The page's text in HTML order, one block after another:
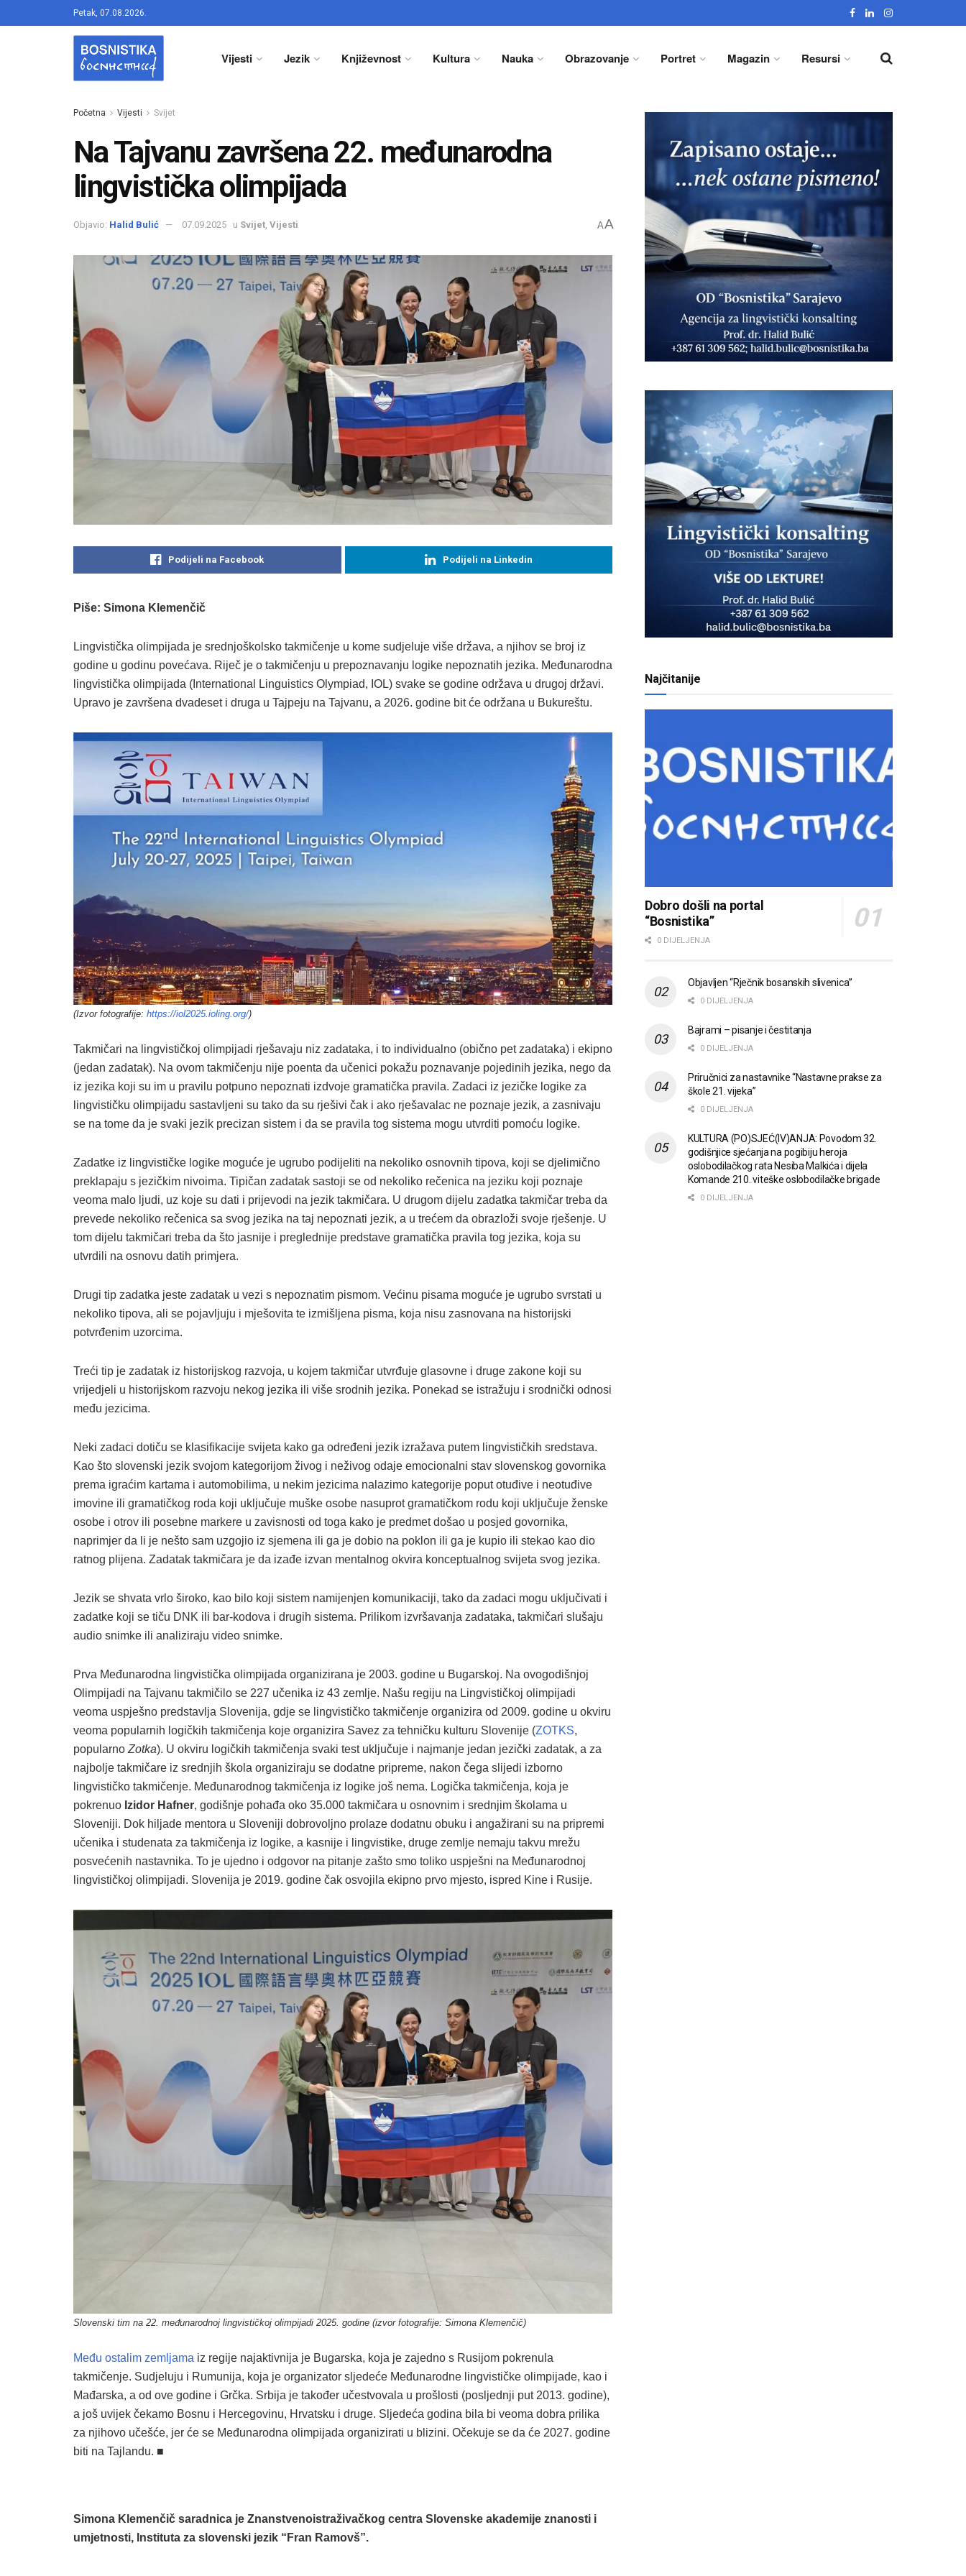
Petak, 07.08.2026.
Vijesti Jezik Književnost Kultura Nauka Obrazovanje Portret Magazin Resursi
Početna Vijesti Svijet
Na Tajvanu završena 22. međunarodna
lingvistička olimpijada
Objavio: Halid Bulić 07.09.2025 u Svijet Vijesti AA
Podijeli na Facebook Podijeli na Linkedin
Piše: Simona Klemenčič
Lingvistička olimpijada je srednjoškolsko takmičenje u kome sudjeluje više država, a njihov se broj iz
godine u godinu povećava. Riječ je o takmičenju u prepoznavanju logike nepoznatih jezika. Međunarodna
lingvistička olimpijada (International Linguistics Olympiad, IOL) svake se godine održava u drugoj državi.
Upravo je završena dvadeset i druga u Tajpeju na Tajvanu, a 2026. godine bit će održana u Bukureštu.
(Izvor fotografije: https://iol2025.ioling.org/)
Takmičari na lingvističkoj olimpijadi rješavaju niz zadataka, i to individualno (obično pet zadataka) i ekipno
(jedan zadatak). Na ovom takmičenju nije poenta da učenici pokažu poznavanje pojedinih jezika, nego da
iz jezika koji su im u pravilu potpuno nepoznati izdvoje gramatička pravila. Zadaci iz jezičke logike za
lingvističku olimpijadu sastavljeni su tako da su rješivi čak i ako rješavalac ne poznaje jezik, a zasnivaju
se na tome da je svaki jezik precizan sistem i da se pravila tog sistema mogu utvrditi pomoću logike.
Zadatke iz lingvističke logike moguće je ugrubo podijeliti na nekoliko osnovnih tipova, koji se djelimično
preklapaju s jezičkim nivoima. Tipičan zadatak sastoji se od nekoliko rečenica na jeziku koji poznaje
veoma malo ljudi, uz koje su dati i prijevodi na jezik takmičara. U drugom dijelu zadatka takmičar treba da
prevede nekoliko rečenica sa svog jezika na taj nepoznati jezik, a u trećem da obrazloži svoje rješenje. U
tom dijelu takmičari treba da što jasnije i preglednije predstave gramatička pravila tog jezika, koja su
utvrdili na osnovu datih primjera.
Drugi tip zadatka jeste zadatak u vezi s nepoznatim pismom. Većinu pisama moguće je ugrubo svrstati u
nekoliko tipova, ali se pojavljuju i mješovita te izmišljena pisma, koja nisu zasnovana na historijski
potvrđenim uzorcima.
Treći tip je zadatak iz historijskog razvoja, u kojem takmičar utvrđuje glasovne i druge zakone koji su
vrijedjeli u historijskom razvoju nekog jezika ili više srodnih jezika. Ponekad se istražuju i srodnički odnosi
među jezicima.
Neki zadaci dotiču se klasifikacije svijeta kako ga određeni jezik izražava putem lingvističkih sredstava.
Kao što slovenski jezik svojom kategorijom živog i neživog odaje emocionalni stav slovenskog govornika
prema igraćim kartama i automobilima, u nekim jezicima nalazimo kategorije poput otuđive i neotuđive
imovine ili gramatičkog roda koji uključuje muške osobe nasuprot gramatičkom rodu koji uključuje ženske
osobe i otrov ili posebne markere u zavisnosti od toga kako je predmet došao u posjed govornika,
naprimjer da li je nešto sam uzgojio iz sjemena ili ga je dobio na poklon ili ga je kupio ili stekao kao dio
ratnog plijena. Zadatak takmičara je da izađe izvan mentalnog okvira konceptualnog svijeta svog jezika.
Jezik se shvata vrlo široko, kao bilo koji sistem namijenjen komunikaciji, tako da zadaci mogu uključivati ​​i
zadatke koji se tiču DNK ili bar-kodova i drugih sistema. Prilikom izvršavanja zadataka, takmičari slušaju
audio snimke ili analiziraju video snimke.
Prva Međunarodna lingvistička olimpijada organizirana je 2003. godine u Bugarskoj. Na ovogodišnjoj
Olimpijadi na Tajvanu takmičilo se 227 učenika iz 43 zemlje. Našu regiju na Lingvističkoj olimpijadi
veoma uspješno predstavlja Slovenija, gdje se lingvističko takmičenje organizira od 2009. godine u okviru
veoma popularnih logičkih takmičenja koje organizira Savez za tehničku kulturu Slovenije (ZOTKS,
popularno Zotka). U okviru logičkih takmičenja svaki test uključuje i najmanje jedan jezički zadatak, a za
najbolje takmičare iz srednjih škola organiziraju se dodatne pripreme, nakon čega slijedi izborno
lingvističko takmičenje. Međunarodnog takmičenja iz logike još nema. Logička takmičenja, koja je
pokrenuo Izidor Hafner, godišnje pohađa oko 35.000 takmičara u osnovnim i srednjim školama u
Sloveniji. Dok hiljade mentora u Sloveniji dobrovoljno prolaze dodatnu obuku i angažirani su na pripremi
učenika i studenata za takmičenja iz logike, a kasnije i lingvistike, druge zemlje nemaju takvu mrežu
posvećenih nastavnika. To je ujedno i odgovor na pitanje zašto smo toliko uspješni na Međunarodnoj
lingvističkoj olimpijadi. Slovenija je 2019. godine čak osvojila ekipno prvo mjesto, ispred Kine i Rusije.
Slovenski tim na 22. međunarodnoj lingvističkoj olimpijadi 2025. godine (izvor fotografije: Simona Klemenčič)
Među ostalim zemljama iz regije najaktivnija je Bugarska, koja je zajedno s Rusijom pokrenula
takmičenje. Sudjeluju i Rumunija, koja je organizator sljedeće Međunarodne lingvističke olimpijade, kao i
Mađarska, a od ove godine i Grčka. Srbija je također učestvovala u prošlosti (posljednji put 2013. godine),
a još uvijek čekamo Bosnu i Hercegovinu, Hrvatsku i druge. Sljedeća godina bila bi veoma dobra prilika
za njihovo učešće, jer će se Međunarodna olimpijada organizirati u blizini. Očekuje se da će 2027. godine
biti na Tajlandu. ■
Simona Klemenčič saradnica je Znanstvenoistraživačkog centra Slovenske akademije znanosti i
umjetnosti, Instituta za slovenski jezik “Fran Ramovš”.
Najčitanije
Dobro došli na portal
“Bosnistika”
0 DIJELJENJA
Objavljen “Rječnik bosanskih slivenica”
0 DIJELJENJA
Bajrami – pisanje i čestitanja
0 DIJELJENJA
Priručnici za nastavnike “Nastavne prakse za
škole 21. vijeka”
0 DIJELJENJA
KULTURA (PO)SJEĆ(IV)ANJA: Povodom 32.
godišnjice sjećanja na pogibiju heroja
oslobodilačkog rata Nesiba Malkića i dijela
Komande 210. viteške oslobodilačke brigade
0 DIJELJENJA